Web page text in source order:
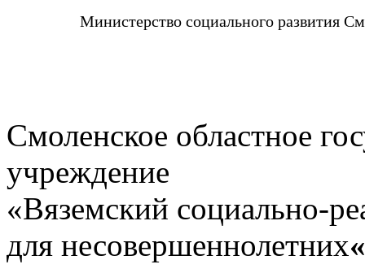
Министерство социального развития
Смоленское областное
учреждение
«Вяземский социально-
для несовершеннолетних